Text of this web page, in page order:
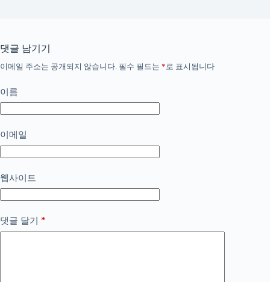
댓글 남기기
이메일 주소는 공개되지 않습니다. 필수 필드는 * 로 표시됩니다
이름
이메일
웹사이트
댓글 달기 *